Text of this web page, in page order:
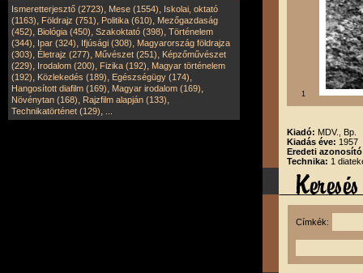
Ismeretterjesztő (2723), Mese (1554), Iskolai, oktató
(1163), Földrajz (751), Politika (610), Mezőgazdaság
(452), Biológia (450), Szakoktató (398), Történelem
(344), Ipar (324), Ifjúsági (308), Magyarország földrajza
(303), Életrajz (277), Művészet (251), Képzőművészet
(229), Irodalom (200), Fizika (192), Magyar történelem
(192), Közlekedés (189), Egészségügy (174),
Hangosított diafilm (169), Magyar irodalom (169),
Növénytan (168), Rajzfilm alapján (133),
Technikatörténet (129),
1
Kiadó: MDV., Bp.
Kiadás éve: 1957
Eredeti
Technika: 1
Címkék: